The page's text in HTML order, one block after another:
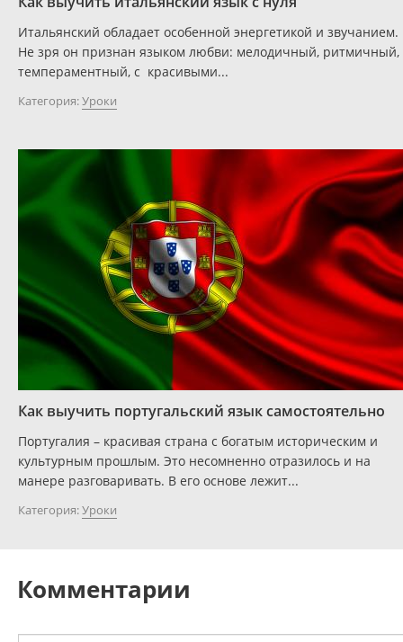
Итальянский обладает особенной энергетикой и звучанием.
Не зря он признан языком любви: мелодичный, ритмичный,
темпераментный, с красивыми...
Категория:Уроки
Как выучить португальский язык самостоятельно
Португалия – красивая страна с богатым историческим и
культурным прошлым. Это несомненно отразилось и на
манере разговаривать. В его основе лежит...
Категория:Уроки
Комментарии